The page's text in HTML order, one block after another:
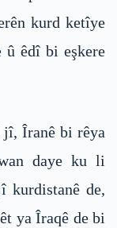
kurd ketîye
û êdî bi eşkere
jî, Îranê bi rêya
daye ku li
kurdistanê de,
ya Îraqê de bi